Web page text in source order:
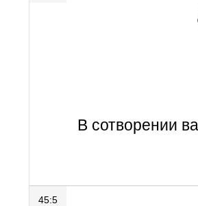
В сотворении
45:5